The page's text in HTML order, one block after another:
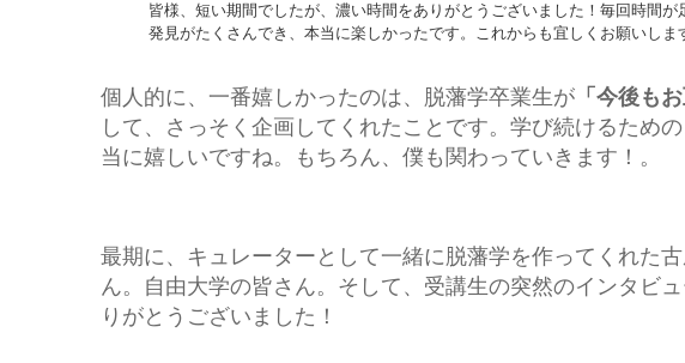
皆様、短い期間でしたが、濃い時間をありがとうございま した！ 毎回時間が
発見がたくさんでき、本当に楽しかっ たです。 これからも宜しくお願いしま
個人的に、一番嬉しかったのは、脱藩学卒業生が 「今後も
して、さっそく企画してくれたことです。学び続けるため
当に嬉しいですね。もちろん、僕も関わっていきます！。
最期に、キュレーターとして一緒に脱藩学を作ってくれた
ん。自由大学の皆さん。そして、受講生の突然のインタビ
りがとうございました！